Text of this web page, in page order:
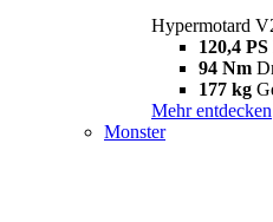
Hypermotard
120,4 PS
94 Nm
177 kg
Mehr entdecken
Monster